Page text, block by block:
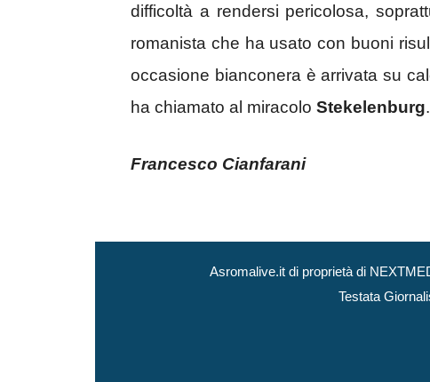
difficoltà a rendersi pericolosa,
romanista che ha usato con buoni
occasione bianconera è arrivata su
ha chiamato al miracolo Stekelenburg.
Francesco Cianfarani
Asromalive.it di proprietà di
Testata